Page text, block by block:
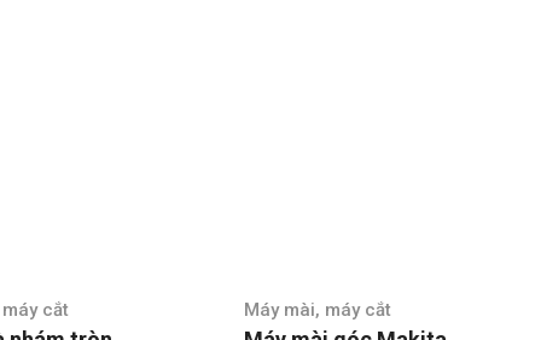
Máy mài, máy cắt Máy mài, máy cắt